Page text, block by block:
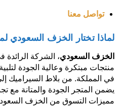
تواصل معنا
لماذا تختار الخزف السعودي
الخزف السعودي، الشركة الرائدة
منتجات مبتكرة وعالية الجودة
في المملكة. من بلاط السيراميك
يضمن المتجر الجودة والمتانة مع
مميزات التسوق من الخزف